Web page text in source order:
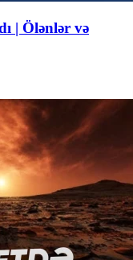
| Ölənlər və